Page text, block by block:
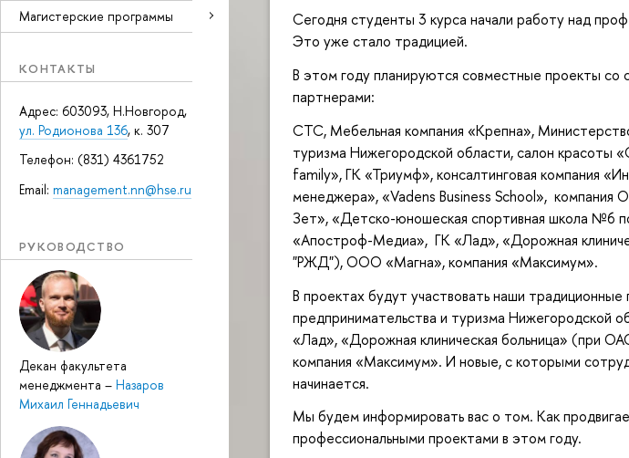
Магистерские программы
КОНТАКТЫ
Адрес: 603093, Н.Новгород,
ул. Родионова 136, к. 307
Телефон: (831) 4361752
Email: management.nn@hse.ru
РУКОВОДСТВО
Декан факультета
менеджмента – Назаров
Михаил Геннадьевич
Сегодня студенты 3 курса начали работу над
Это уже стало традицией.
В этом году планируются совместные проекты со
партнерами:
СТС, Мебельная компания «Крепна»,
туризма Нижегородской области, салон красоты
family», ГК «Триумф», консалтинговая компания
менеджера», «Vadens Business School»,
Зет», «Детско-юношеская спортивная школа №6
«Апостроф-Медиа», ГК «Лад», «Дорожная
"РЖД"), ООО «Магна», компания «Максимум».
В проектах будут участвовать наши
предпринимательства и туризма Нижегородской
«Лад», «Дорожная клиническая больница» (при
компания «Максимум». И новые, с которыми
начинается.
Мы будем информировать вас о том. Как
профессиональными проектами в этом году.